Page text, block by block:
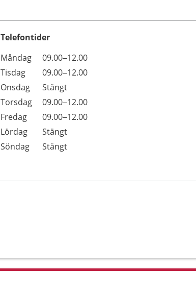
Telefontider
Dag
Öppettider
Kommentarer
Måndag
09.00–12.00
Tisdag
09.00–12.00
Onsdag
Stängt
Torsdag
09.00–12.00
Fredag
09.00–12.00
Lördag
Stängt
Söndag
Stängt